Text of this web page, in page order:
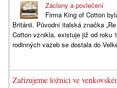
Záclony a povlečení
Firma King of Cotton
Británii. Původní italská značka
Cotton vznikla, existuje již od roku
rodinných vazeb se dostala do
Zařizujeme ložnici ve